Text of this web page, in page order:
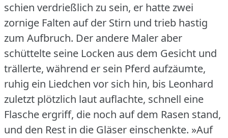
schien verdrießlich zu sein, er hatte zwei
zornige Falten auf der Stirn und trieb hastig
zum Aufbruch. Der andere Maler aber
schüttelte seine Locken aus dem Gesicht und
trällerte, während er sein Pferd aufzäumte,
ruhig ein Liedchen vor sich hin, bis Leonhard
zuletzt plötzlich laut auflachte, schnell eine
Flasche ergriff, die noch auf dem Rasen stand,
und den Rest in die Gläser einschenkte. »Auf